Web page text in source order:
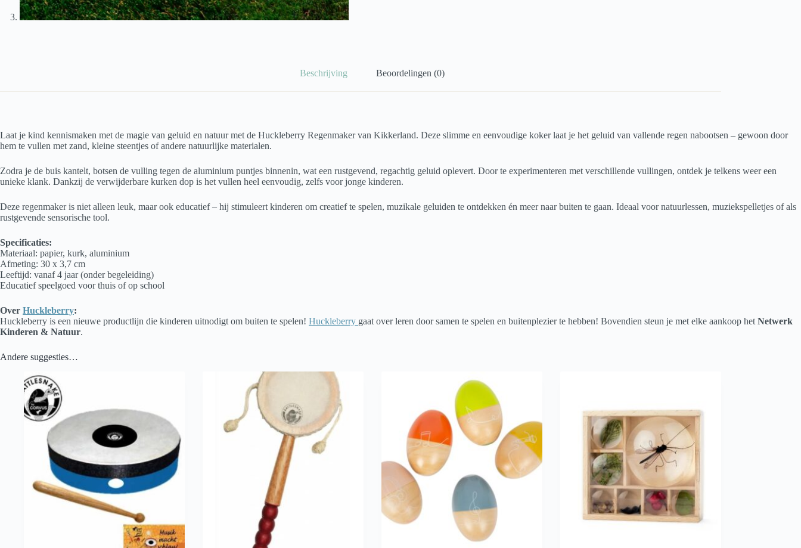
Beschrijving Beoordelingen (0)
Laat je kind kennismaken met de magie van geluid en natuur met de Huckleberry Regenmaker van Kikkerland. Deze slimme en eenvoudige koker laat je het geluid van vallende regen nabootsen – gewoon door
hem te vullen met zand, kleine steentjes of andere natuurlijke materialen.
Zodra je de buis kantelt, botsen de vulling tegen de aluminium puntjes binnenin, wat een rustgevend, regachtig geluid oplevert. Door te experimenteren met verschillende vullingen, ontdek je telkens weer een
unieke klank. Dankzij de verwijderbare kurken dop is het vullen heel eenvoudig, zelfs voor jonge kinderen.
Deze regenmaker is niet alleen leuk, maar ook educatief – hij stimuleert kinderen om creatief te spelen, muzikale geluiden te ontdekken én meer naar buiten te gaan. Ideaal voor natuurlessen, muziekspelletjes of als
rustgevende sensorische tool.
Specificaties:
Materiaal: papier, kurk, aluminium
Afmeting: 30 x 3,7 cm
Leeftijd: vanaf 4 jaar (onder begeleiding)
Educatief speelgoed voor thuis of op school
Over Huckleberry:
Huckleberry is een nieuwe productlijn die kinderen uitnodigt om buiten te spelen! Huckleberry gaat over leren door samen te spelen en buitenplezier te hebben! Bovendien steun je met elke aankoop het Netwerk
Kinderen & Natuur.
Andere suggesties…